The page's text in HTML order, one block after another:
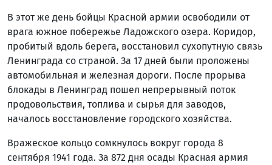
В этот же день бойцы Красной армии освободили от
врага южное побережье Ладожского озера. Коридор,
пробитый вдоль берега, восстановил сухопутную связь
Ленинграда со страной. За 17 дней были проложены
автомобильная и железная дороги. После прорыва
блокады в Ленинград пошел непрерывный поток
продовольствия, топлива и сырья для заводов,
началось восстановление городского хозяйства.
Вражеское кольцо сомкнулось вокруг города 8
сентября 1941 года. За 872 дня осады Красная армия